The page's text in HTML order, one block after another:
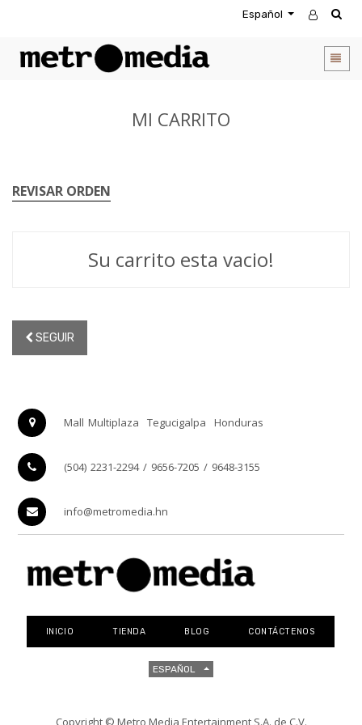
Español
MI CARRITO
REVISAR ORDEN
Su carrito esta vacio!
SEGUIR
Mall Multiplaza Tegucigalpa Honduras
(504) 2231-2294 / 9656-7205 / 9648-3155
info@metromedia.hn
INICIO TIENDA BLOG CONTÁCTENOS
ESPAÑOL
Copyright © Metro Media Entertainment S.A. de C.V.